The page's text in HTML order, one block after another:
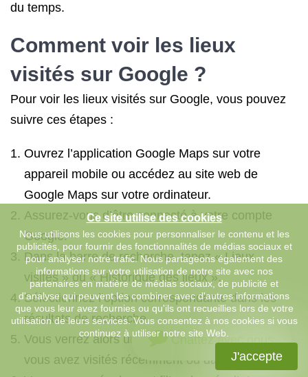
du temps.
Comment voir les lieux
visités sur Google ?
Pour voir les lieux visités sur Google, vous pouvez
suivre ces étapes :
Ouvrez l’application Google Maps sur votre
appareil mobile ou accédez au site web de
Google Maps sur votre ordinateur.
Assurez-vous d’être connecté à votre compte
Google.
Dans la barre de recherche, tapez « Lieux
visités » ou « Historique des lieux ».
Sélectionnez l’option correspondante dans les
résultats de recherche.
Vous verrez alors une carte avec les lieux que
vous avez visités récemment ou dans le passé.
Chattez avec nous
Ce site utilise des cookies
Nous utilisons les cookies pour personnaliser le contenu et les
publicités, pour fournir des fonctionnalités de médias sociaux et
pour analyser notre trafic. Nous partageons également des
informations sur votre utilisation de notre site avec nos
partenaires en matière de médias sociaux, de publicité et
d'analyse qui peuvent les combiner avec d'autres informations
que vous leur avez fournies ou qu'ils ont recueillies lors de votre
utilisation de leurs services. Vous consentez à nos cookies si vous
continuez à utiliser notre site Web.
J'accepte